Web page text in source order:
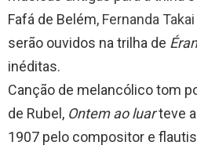
Fafá de Belém, Fernanda Takai
serão ouvidos na trilha de
inéditas.
Canção de melancólico tom
de Rubel, Ontem ao luarteve
1907 pelo compositor e